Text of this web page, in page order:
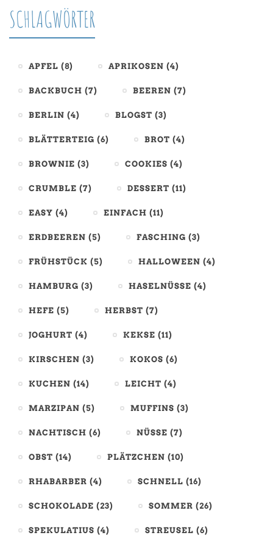
SCHLAGWÖRTER
APFEL (8) APRIKOSEN (4)
BACKBUCH (7) BEEREN (7)
BERLIN (4) BLOGST (3)
BLÄTTERTEIG (6) BROT (4)
BROWNIE (3) COOKIES (4)
CRUMBLE (7) DESSERT (11)
EASY (4) EINFACH (11)
ERDBEEREN (5) FASCHING (3)
FRÜHSTÜCK (5) HALLOWEEN (4)
HAMBURG (3) HASELNÜSSE (4)
HEFE (5) HERBST (7)
JOGHURT (4) KEKSE (11)
KIRSCHEN (3) KOKOS (6)
KUCHEN (14) LEICHT (4)
MARZIPAN (5) MUFFINS (3)
NACHTISCH (6) NÜSSE (7)
OBST (14) PLÄTZCHEN (10)
RHABARBER (4) SCHNELL (16)
SCHOKOLADE (23) SOMMER (26)
SPEKULATIUS (4) STREUSEL (6)